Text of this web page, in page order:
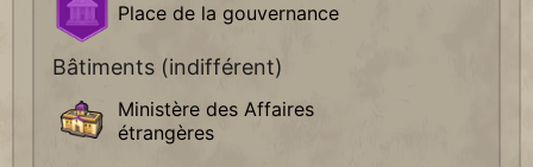
Place de la gouvernance
Bâtiments (indifférent)
Ministère des Affaires
étrangères